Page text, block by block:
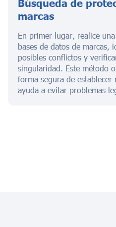
Búsqueda de
marcas
En primer lugar, realice
bases de datos de marcas,
posibles conflictos y
singularidad. Este método
forma segura de establecer
ayuda a evitar problemas